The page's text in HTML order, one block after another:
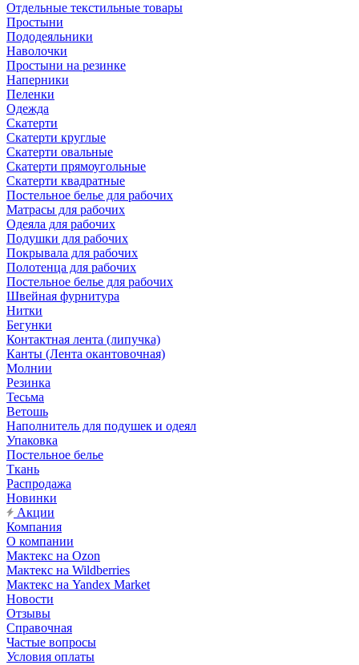
Отдельные текстильные товары
Простыни
Пододеяльники
Наволочки
Простыни на резинке
Наперники
Пеленки
Одежда
Скатерти
Скатерти круглые
Скатерти овальные
Скатерти прямоугольные
Скатерти квадратные
Постельное белье для рабочих
Матрасы для рабочих
Одеяла для рабочих
Подушки для рабочих
Покрывала для рабочих
Полотенца для рабочих
Постельное белье для рабочих
Швейная фурнитура
Нитки
Бегунки
Контактная лента (липучка)
Канты (Лента окантовочная)
Молнии
Резинка
Тесьма
Ветошь
Наполнитель для подушек и одеял
Упаковка
Постельное белье
Ткань
Распродажа
Новинки
Акции
Компания
О компании
Мактекс на Ozon
Мактекс на Wildberries
Мактекс на Yandex Market
Новости
Отзывы
Справочная
Частые вопросы
Условия оплаты